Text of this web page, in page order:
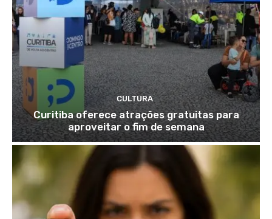
CULTURA
Curitiba oferece atrações gratuitas para
aproveitar o fim de semana